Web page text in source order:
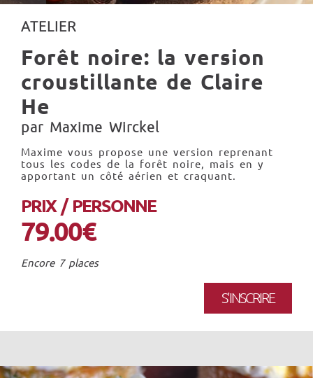
ATELIER
Forêt noire: la version
croustillante de Claire
He
par Maxime Wirckel
Maxime vous propose une version reprenant
tous les codes de la forêt noire, mais en y
apportant un côté aérien et craquant.
PRIX / PERSONNE
79.00€
Encore 7 places
S'INSCRIRE